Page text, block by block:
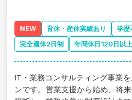
NEW 育休・産休実績あり 学歴
完全週休2日制
年間休日120日以上
IT・業務コンサルティング事業
ンです。営業支援から始め、将